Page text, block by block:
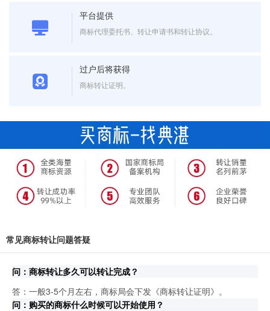
平台提供
商标代理委托书、转让申请书和转让协议。
过户后将获得
商标转让证明。
常见商标转让问题答疑
问：商标转让多久可以转让完成？
答：一般3-5个月左右，商标局会下发《商标转让证明》。
问：购买的商标什么时候可以开始使用？